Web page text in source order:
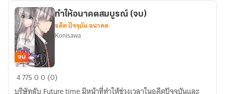
นัก
ผจญ
ภัย
ไร้
พลัง
เวท
ทำให้
อนาคต
จบ
ทำให้อนาคตสมบูรณ์ (จบ)
อดีต ปัจจุบัน อนาคต
Konisawa
477500 (0)